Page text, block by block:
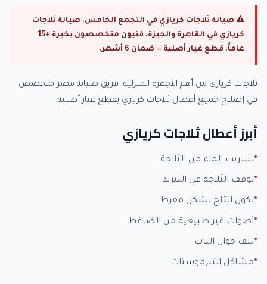
⚠ صيانة ثلاجات كريازي في التجمع الخامس. صيانة ثلاجات
كريازي في القاهرة والجيزة. فنيون متخصصون بخبرة +15
عاماً. قطع غيار أصلية — ضمان 6 أشهر.
ثلاجات كريازي من أهم الأجهزة المنزلية. فريق صيانة مصر متخصص
في إصلاح جميع أعطال ثلاجات كريازي بقطع غيار أصلية.
أبرز أعطال ثلاجات كريازي
تسريب الماء من الثلاجة
توقف الثلاجة عن التبريد
تكون الثلج بشكل مفرط
أصوات غير طبيعية من الضاغط
تلف جوان الباب
مشاكل التيرموستات